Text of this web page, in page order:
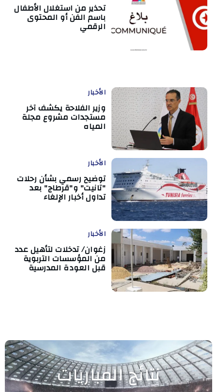
تحذير من استغلال الأطفال
باسم الفن أو المحتوى
الرقمي
الأخبار
وزير الفلاحة يكشف آخر
مستجدات مشروع مجلة
المياه
الأخبار
توضيح رسمي بشأن رحلات
"تانيت" و"قرطاج" بعد
تداول أخبار الإلغاء
الأخبار
زغوان/ تدخلات لتأهيل عدد
من المؤسسات التربوية
قبل العودة المدرسية
نتائج المباريات